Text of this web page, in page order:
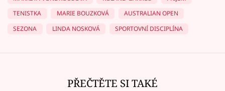
TENISTKA
MARIE BOUZKOVÁ
AUSTRALIAN OPEN
SEZONA
LINDA NOSKOVÁ SPORTOVNÍ DISCIPLÍNA
PŘEČTĚTE SI TAKÉ